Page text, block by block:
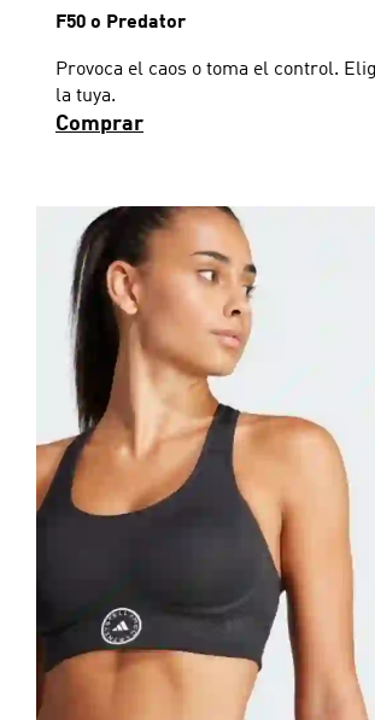
F50 o Predator
Provoca el caos o toma el control.
la tuya.
Comprar